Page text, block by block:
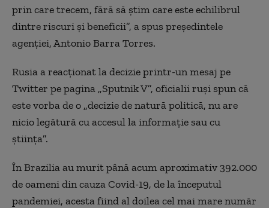
prin care trecem, fără să știm care este echilibrul
dintre riscuri și beneficii”, a spus președintele
agenției, Antonio Barra Torres.
Rusia a reacționat la decizie printr-un mesaj pe
Twitter pe pagina „Sputnik V”, oficialii ruși spun că
este vorba de o „decizie de natură politică, nu are
nicio legătură cu accesul la informație sau cu
știința”.
În Brazilia au murit până acum aproximativ 392.000
de oameni din cauza Covid-19, de la începutul
pandemiei, acesta fiind al doilea cel mai mare număr